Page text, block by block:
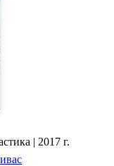
| 2017 г.